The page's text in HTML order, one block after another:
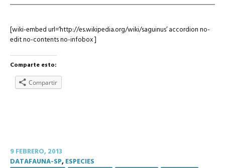
[wiki-embed url=’http://es.wikipedia.org/wiki/saguinus’ accordion no-
edit no-contents no-infobox ]
Comparte esto:
Compartir
9 FEBRERO, 2013
DATAFAUNA-SP,ESPECIES